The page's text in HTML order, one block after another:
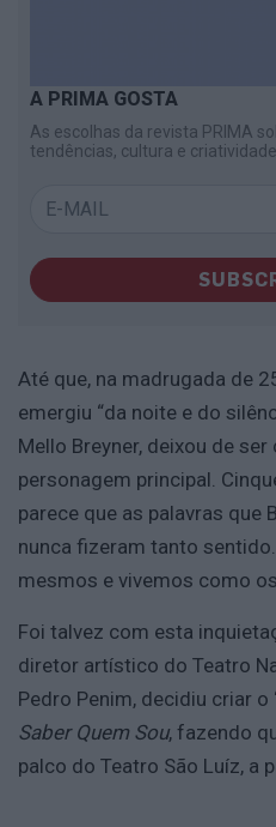
A PRIMA GOSTA
As escolhas da revista PRIMA
tendências, cultura e criatividade.
Até que, na madrugada de
emergiu “da noite e do
Mello Breyner, deixou de
personagem principal.
parece que as palavras que
nunca fizeram tanto
mesmos e vivemos como
Foi talvez com esta
diretor artístico do Teatro
Pedro Penim, decidiu criar o
Saber Quem Sou, fazendo
palco do Teatro São Luíz, a